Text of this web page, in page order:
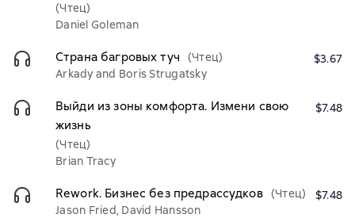
(Чтец)
Daniel Goleman
Страна багровых туч
(Чтец)
Arkady and Boris Strugatsky
$3.67
Выйди из зоны комфорта. Измени свою
жизнь
(Чтец)
Brian Tracy
$7.48
Rework. Бизнес без предрассудков (Чтец)
Jason Fried, David Hansson
$7.48